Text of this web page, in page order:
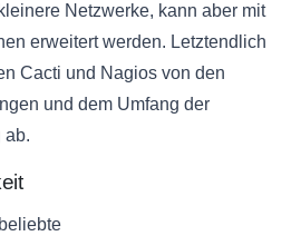
Netzwerke, kann aber mit
erweitert werden. Letztendlich
Cacti und Nagios von den
und dem Umfang der
ab.